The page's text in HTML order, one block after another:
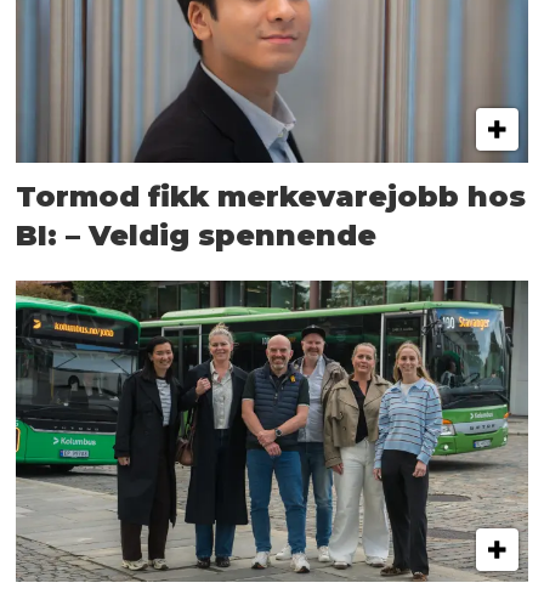
Tormod fikk merkevarejobb hos
BI: – Veldig spennende